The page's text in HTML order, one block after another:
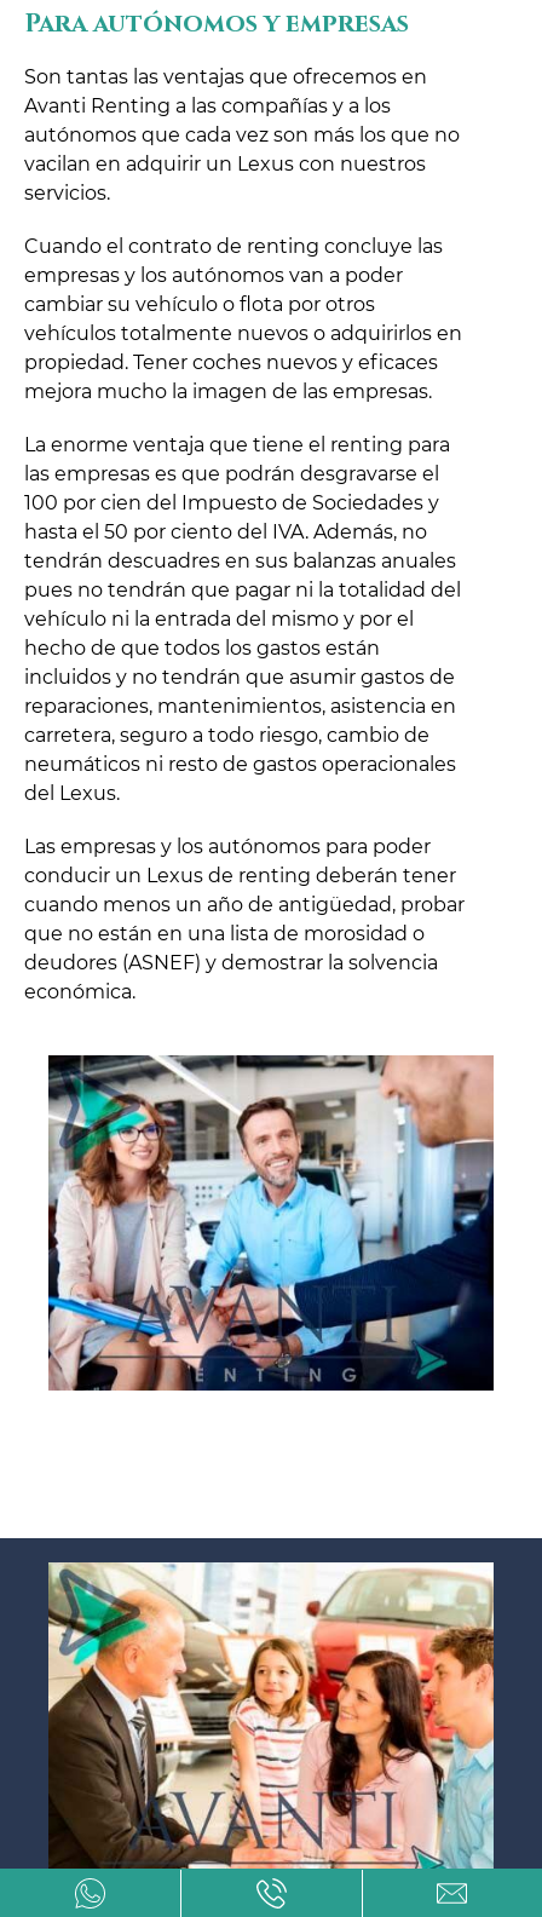
Para autónomos y empresas
Son tantas las ventajas que ofrecemos en
Avanti Renting a las compañías y a los
autónomos que cada vez son más los que no
vacilan en adquirir un Lexus con nuestros
servicios.
Cuando el contrato de renting concluye las
empresas y los autónomos van a poder
cambiar su vehículo o flota por otros
vehículos totalmente nuevos o adquirirlos en
propiedad. Tener coches nuevos y eficaces
mejora mucho la imagen de las empresas.
La enorme ventaja que tiene el renting para
las empresas es que podrán desgravarse el
100 por cien del Impuesto de Sociedades y
hasta el 50 por ciento del IVA. Además, no
tendrán descuadres en sus balanzas anuales
pues no tendrán que pagar ni la totalidad del
vehículo ni la entrada del mismo y por el
hecho de que todos los gastos están
incluidos y no tendrán que asumir gastos de
reparaciones, mantenimientos, asistencia en
carretera, seguro a todo riesgo, cambio de
neumáticos ni resto de gastos operacionales
del Lexus.
Las empresas y los autónomos para poder
conducir un Lexus de renting deberán tener
cuando menos un año de antigüedad, probar
que no están en una lista de morosidad o
deudores (ASNEF) y demostrar la solvencia
económica.